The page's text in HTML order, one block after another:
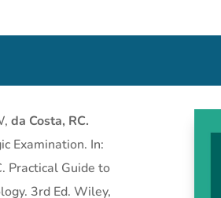
da Costa, RC.
Examination. In:
Practical Guide to
3rd Ed. Wiley,